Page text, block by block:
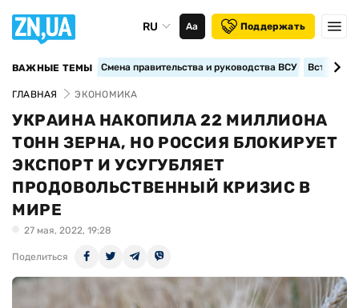
RU Аа Поддержать
ВАЖНЫЕ ТЕМЫ Смена правительства и руководства ВСУ
ГЛАВНАЯ ЭКОНОМИКА
УКРАИНА НАКОПИЛА 22 МИЛЛИОНА
ТОНН ЗЕРНА, НО РОССИЯ БЛОКИРУЕТ
ЭКСПОРТ И УСУГУБЛЯЕТ
ПРОДОВОЛЬСТВЕННЫЙ КРИЗИС В
МИРЕ
27 мая, 2022, 19:28
Поделиться